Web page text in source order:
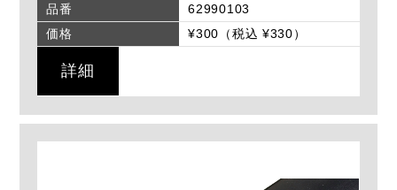
品番
62990103
価格
¥300（税込 ¥330）
詳細